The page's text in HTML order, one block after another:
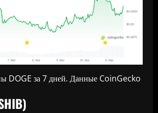
DOGE за 7 дней. Данные CoinGecko